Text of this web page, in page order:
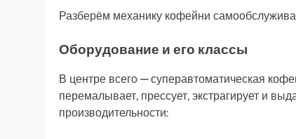
Разберём механику кофейни
Оборудование и его классы
В центре всего — суперавтоматическая
перемалывает, прессует, экстрагирует и
производительности: